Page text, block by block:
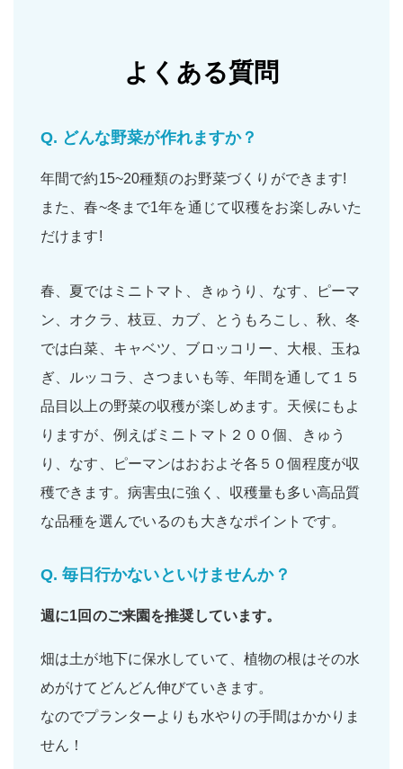
よくある質問
Q. どんな野菜が作れますか？
年間で約15~20種類のお野菜づくりができます!
また、春~冬まで1年を通じて収穫をお楽しみいた
だけます!
春、夏ではミニトマト、きゅうり、なす、ピーマ
ン、オクラ、枝豆、カブ、とうもろこし、秋、冬
では白菜、キャベツ、ブロッコリー、大根、玉ね
ぎ、ルッコラ、さつまいも等、年間を通して１５
品目以上の野菜の収穫が楽しめます。天候にもよ
りますが、例えばミニトマト２００個、きゅう
り、なす、ピーマンはおおよそ各５０個程度が収
穫できます。病害虫に強く、収穫量も多い高品質
な品種を選んでいるのも大きなポイントです。
Q. 毎日行かないといけませんか？
週に1回 のご来園を推奨しています。
畑は土が地下に保水していて、植物の根はその水
めがけてどんどん伸びていきます。
なのでプランターよりも水やりの手間はかかりま
せん！